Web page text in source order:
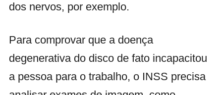
dos nervos, por exemplo.
Para comprovar que a doença
degenerativa do disco de fato incapacitou
a pessoa para o trabalho, o INSS precisa